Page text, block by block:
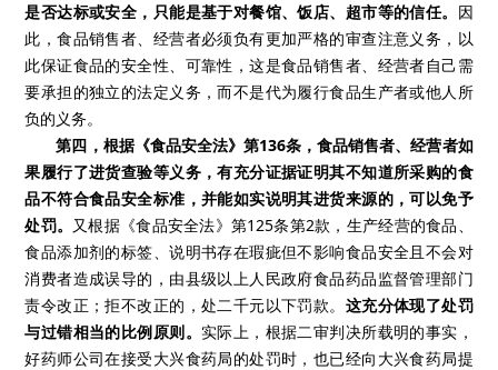
是否达标或安全，只能是基于对餐馆、饭店、超市等的信任。 因
此，食品销售者、经营者必须负有更加严格的审查注意义务，以
此保证食品的安全性、可靠性，这是食品销售者、经营者自己需
要承担的独立的法定义务，而不是代为履行食品生产者或他人所
负的义务。
第四，根据《食品安全法》第136条，食品销售者、经营者如
果履行了进货查验等义务，有充分证据证明其不知道所采购的食
品不符合食品安全标准，并能如实说明其进货来源的，可以免予
处罚。 又根据《食品安全法》第125条第2款，生产经营的食品、
食品添加剂的标签、说明书存在瑕疵但不影响食品安全且不会对
消费者造成误导的，由县级以上人民政府食品药品监督管理部门
责令改正；拒不改正的，处二千元以下罚款。 这充分体现了处罚
与过错相当的比例原则。 实际上，根据二审判决所载明的事实，
好药师公司在接受大兴食药局的处罚时，也已经向大兴食药局提